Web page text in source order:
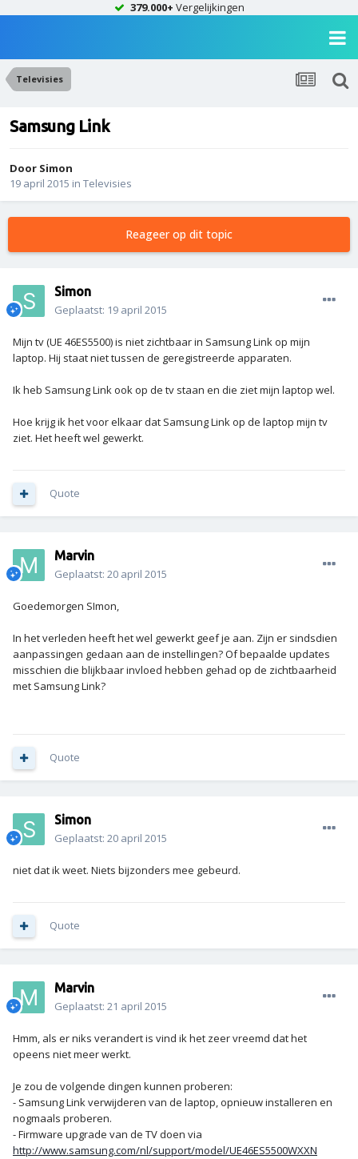
379.000+ Vergelijkingen
Televisies
Samsung Link
Door Simon
19 april 2015 in Televisies
Reageer op dit topic
Simon
Geplaatst: 19 april 2015
Mijn tv (UE 46ES5500) is niet zichtbaar in Samsung Link op mijn
laptop. Hij staat niet tussen de geregistreerde apparaten.
Ik heb Samsung Link ook op de tv staan en die ziet mijn laptop wel.
Hoe krijg ik het voor elkaar dat Samsung Link op de laptop mijn tv
ziet. Het heeft wel gewerkt.
Quote
Marvin
Geplaatst: 20 april 2015
Goedemorgen SImon,
In het verleden heeft het wel gewerkt geef je aan. Zijn er sindsdien
aanpassingen gedaan aan de instellingen? Of bepaalde updates
misschien die blijkbaar invloed hebben gehad op de zichtbaarheid
met Samsung Link?
Quote
Simon
Geplaatst: 20 april 2015
niet dat ik weet. Niets bijzonders mee gebeurd.
Quote
Marvin
Geplaatst: 21 april 2015
Hmm, als er niks verandert is vind ik het zeer vreemd dat het
opeens niet meer werkt.
Je zou de volgende dingen kunnen proberen:
- Samsung Link verwijderen van de laptop, opnieuw installeren en
nogmaals proberen.
- Firmware upgrade van de TV doen via
http://www.samsung.com/nl/support/model/UE46ES5500WXXN